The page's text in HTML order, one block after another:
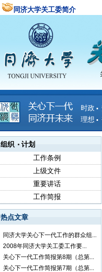
同济大学关工委简介
时政
理想
组织 计划
工作条例
上级文件
重要讲话
工作简报
热点文章
同济大学关心下一代工作的群众组...
2008年同济大学关工委工作要...
关心下一代工作简报第8期（总第...
关心下一代工作简报第7期（总第...